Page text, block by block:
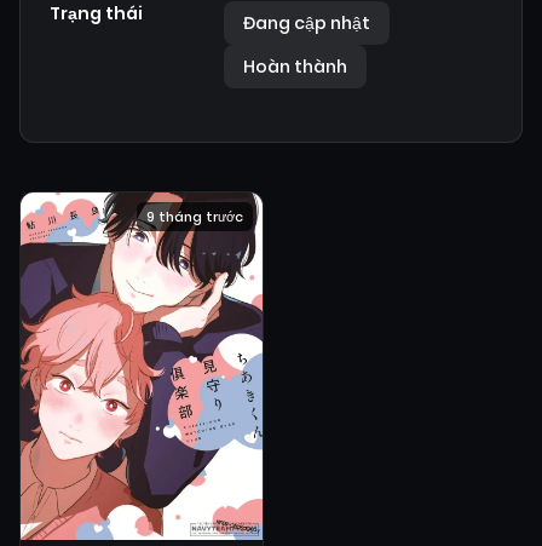
Trạng thái
Đang cập nhật
Hoàn thành
9 tháng trước